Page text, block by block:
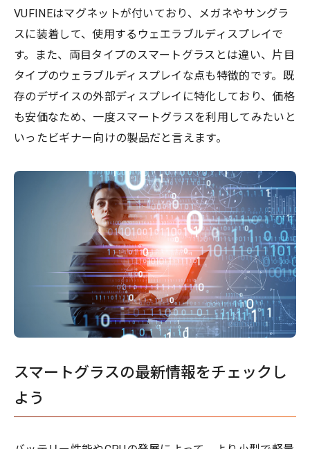
VUFINEはマグネットが付いており、メガネやサングラ
スに装着して、使用するウェエラブルディスプレイで
す。また、両目タイプのスマートグラスとは違い、片目
タイプのウェラブルディスプレイな点も特徴的です。既
存のデザイスの外部ディスプレイに特化しており、価格
も安価なため、一度スマートグラスを利用してみたいと
いったビギナー向けの製品だと言えます。
スマートグラスの最新情報をチェックし
よう